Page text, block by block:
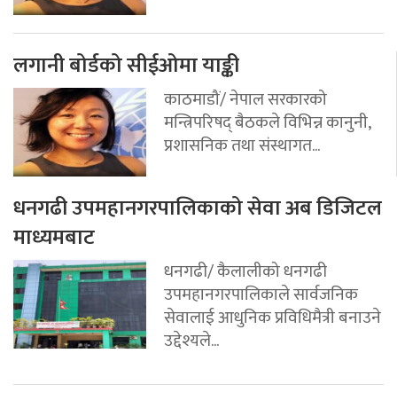
लगानी बोर्डको सीईओमा याङ्की
काठमाडौं/ नेपाल सरकारको
मन्त्रिपरिषद् बैठकले विभिन्न कानुनी,
प्रशासनिक तथा संस्थागत...
धनगढी उपमहानगरपालिकाको सेवा अब डिजिटल
माध्यमबाट
धनगढी/ कैलालीको धनगढी
उपमहानगरपालिकाले सार्वजनिक
सेवालाई आधुनिक प्रविधिमैत्री बनाउने
उद्देश्यले...